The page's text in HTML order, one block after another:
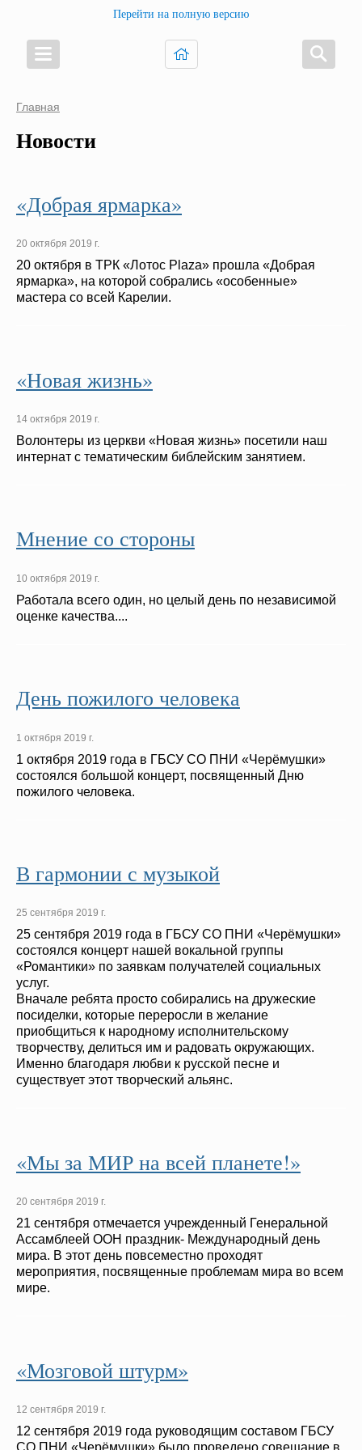
Перейти на полную версию
Главная
Новости
«Добрая ярмарка»
20 октября 2019 г.
20 октября в ТРК «Лотос Plaza» прошла «Добрая
ярмарка», на которой собрались «особенные»
мастера со всей Карелии.
«Новая жизнь»
14 октября 2019 г.
Волонтеры из церкви «Новая жизнь» посетили наш
интернат с тематическим библейским занятием.
Мнение со стороны
10 октября 2019 г.
Работала всего один, но целый день по независимой
оценке качества....
День пожилого человека
1 октября 2019 г.
1 октября 2019 года в ГБСУ СО ПНИ «Черёмушки»
состоялся большой концерт, посвященный Дню
пожилого человека.
В гармонии с музыкой
25 сентября 2019 г.
25 сентября 2019 года в ГБСУ СО ПНИ «Черёмушки»
состоялся концерт нашей вокальной группы
«Романтики» по заявкам получателей социальных
услуг.
Вначале ребята просто собирались на дружеские
посиделки, которые переросли в желание
приобщиться к народному исполнительскому
творчеству, делиться им и радовать окружающих.
Именно благодаря любви к русской песне и
существует этот творческий альянс.
«Мы за МИР на всей планете!»
20 сентября 2019 г.
21 сентября отмечается учрежденный Генеральной
Ассамблеей ООН праздник- Международный день
мира. В этот день повсеместно проходят
мероприятия, посвященные проблемам мира во всем
мире.
«Мозговой штурм»
12 сентября 2019 г.
12 сентября 2019 года руководящим составом ГБСУ
СО ПНИ «Черёмушки» было проведено совещание в